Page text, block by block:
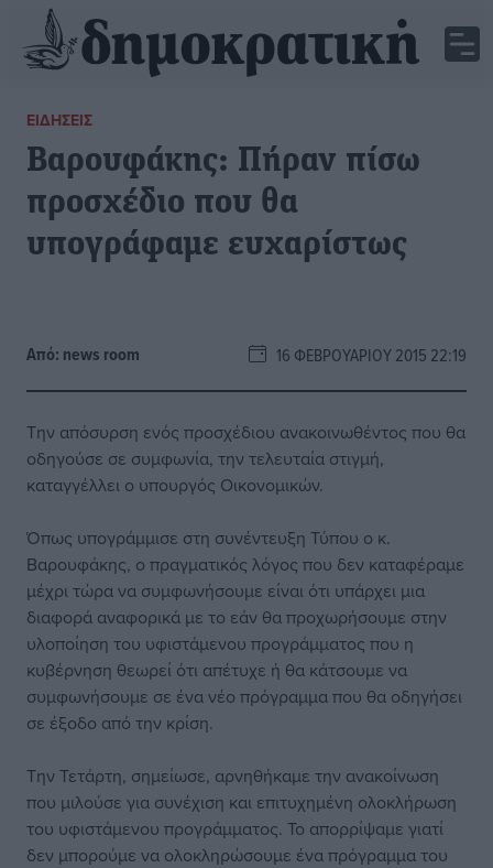
ΕΙΔΉΣΕΙΣ
Βαρουφάκης: Πήραν πίσω
προσχέδιο που θα
υπογράφαμε ευχαρίστως
Από: news room 16 ΦΕΒΡΟΥΑΡΊΟΥ 2015 22:19
Την απόσυρση ενός προσχέδιου ανακοινωθέντος που θα
οδηγούσε σε συμφωνία, την τελευταία στιγμή,
καταγγέλλει ο υπουργός Οικονομικών.
Όπως υπογράμμισε στη συνέντευξη Τύπου ο κ.
Βαρουφάκης, ο πραγματικός λόγος που δεν καταφέραμε
μέχρι τώρα να συμφωνήσουμε είναι ότι υπάρχει μια
διαφορά αναφορικά με το εάν θα προχωρήσουμε στην
υλοποίηση του υφιστάμενου προγράμματος που η
κυβέρνηση θεωρεί ότι απέτυχε ή θα κάτσουμε να
συμφωνήσουμε σε ένα νέο πρόγραμμα που θα οδηγήσει
σε έξοδο από την κρίση.
Την Τετάρτη, σημείωσε, αρνηθήκαμε την ανακοίνωση
που μιλούσε για συνέχιση και επιτυχημένη ολοκλήρωση
του υφιστάμενου προγράμματος. Το απορρίψαμε γιατί
δεν μπορούμε να ολοκληρώσουμε ένα πρόγραμμα του